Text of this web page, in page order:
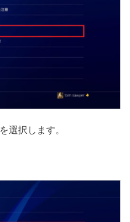
を選択します。